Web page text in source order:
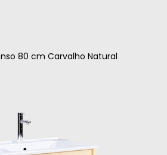
80 cm Carvalho Natural